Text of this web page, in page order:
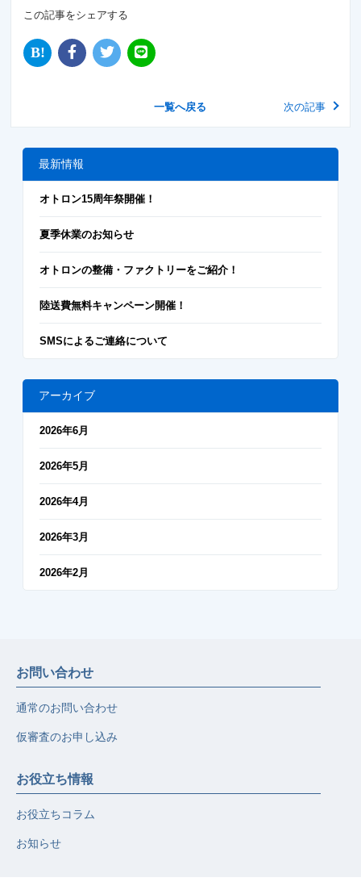
この記事をシェアする
一覧へ戻る 次の記事
最新情報
オトロン15周年祭開催！
夏季休業のお知らせ
オトロンの整備・ファクトリーをご紹介！
陸送費無料キャンペーン開催！
SMSによるご連絡について
アーカイブ
2026年6月
2026年5月
2026年4月
2026年3月
2026年2月
お問い合わせ
通常のお問い合わせ
仮審査のお申し込み
お役立ち情報
お役立ちコラム
お知らせ